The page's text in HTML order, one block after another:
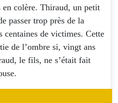
en colère. Thiraud, un petit
passer trop près de la
de victimes. Cette
de l’ombre si, vingt ans
le fils, ne s’était fait